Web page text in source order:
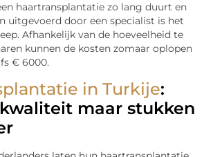
haartransplantatie zo lang duurt en
uitgevoerd door een specialist is het
Afhankelijk van de hoeveelheid te
kunnen de kosten zomaar oplopen
€ 6000.
in Turkije:
maar stukken